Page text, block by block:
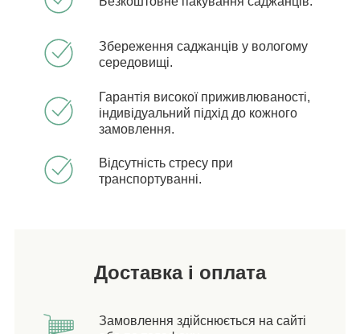
Збереження саджанців у вологому
середовищі.
Гарантія високої приживлюваності,
індивідуальний підхід до кожного
замовлення.
Відсутність стресу при
транспортуванні.
Доставка і оплата
Замовлення здійснюється на сайті